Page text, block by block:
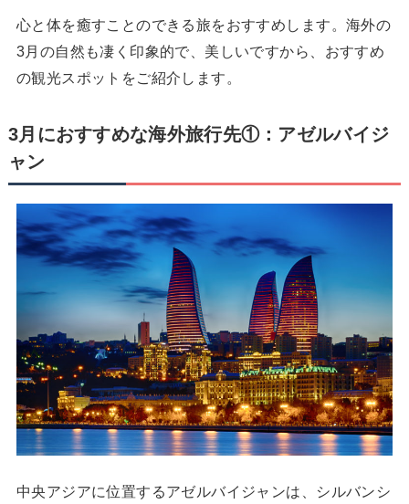
心と体を癒すことのできる旅をおすすめします。海外の
3月の自然も凄く印象的で、美しいですから、おすすめ
の観光スポットをご紹介します。
3月におすすめな海外旅行先①：アゼルバイジ
ャン
中央アジアに位置するアゼルバイジャンは、シルバンシ